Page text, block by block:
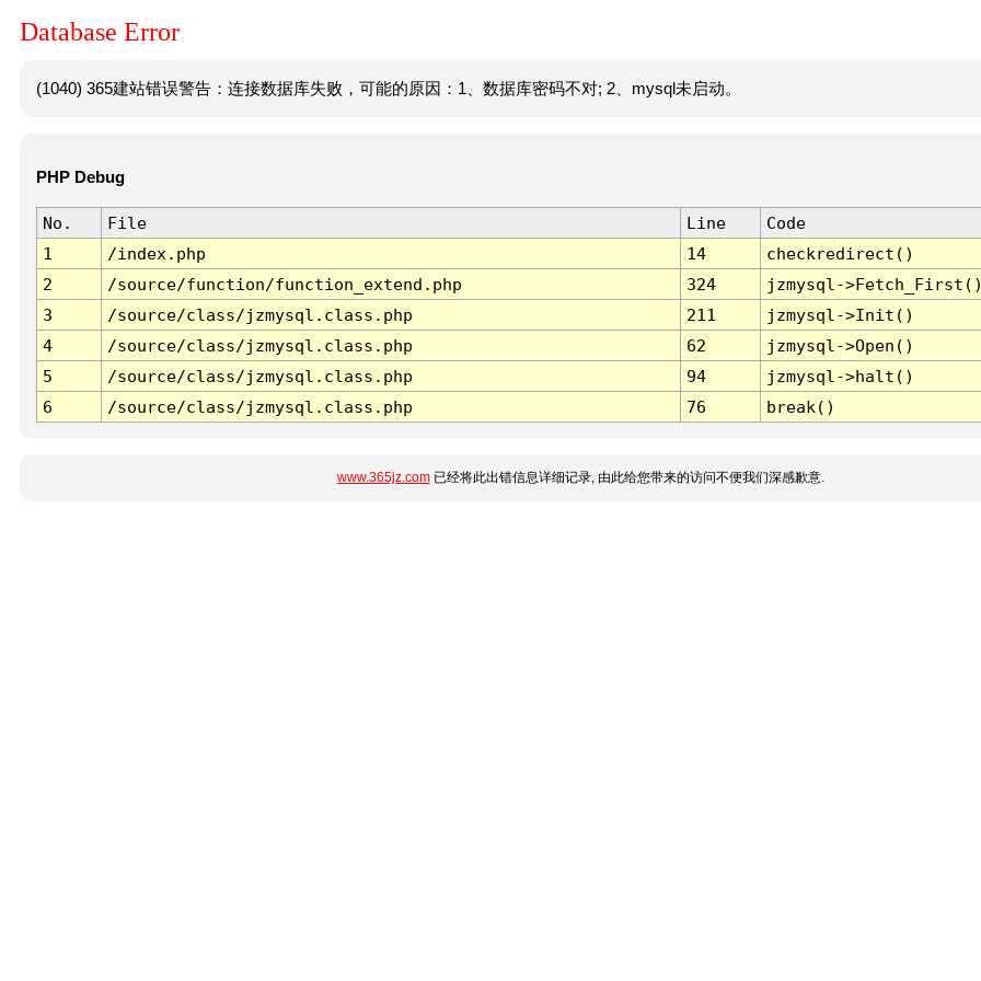
Database Error
(1040) 365建站错误警告：连接数据库失败，可能的原因：1、数据库密码不对; 2、mysql未启动。
PHP Debug
No. File Line
Code
1
/index.php 14
checkredirect()
2
/source/function/function_extend.php 324
jzmysql-
3
/source/class/jzmysql.class.php 211
jzmysql->Init()
4
/source/class/jzmysql.class.php 62
jzmysql->Open()
5
/source/class/jzmysql.class.php 94
jzmysql->halt()
6
/source/class/jzmysql.class.php 76 break()
www.365jz.com已经将此出错信息详细记录, 由此给您带来的访问不便我们深感歉意.